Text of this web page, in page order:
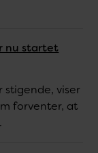
nu startet
stigende, viser
forventer, at